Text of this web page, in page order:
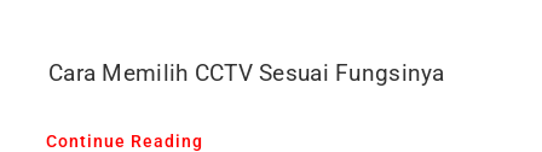
Cara Memilih CCTV Sesuai Fungsinya
Continue Reading